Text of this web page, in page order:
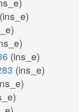
(ins_e)
(ins_e)
(ins_e)